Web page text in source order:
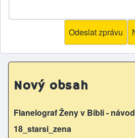
Nový obsah
Flanelograf Ženy v Bibli - návod
18_starsi_zena